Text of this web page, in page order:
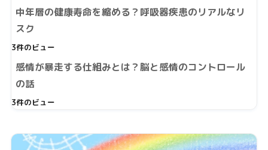
中年層の健康寿命を縮める？呼吸器疾患のリアルなリ
スク
3件のビュー
感情が暴走する仕組みとは？脳と感情のコントロール
の話
3件のビュー